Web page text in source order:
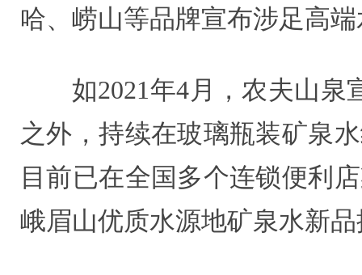
哈、崂山等品牌宣布涉足高
如2021年4月，农夫山泉
之外，持续在玻璃瓶装矿泉
目前已在全国多个连锁便利
峨眉山优质水源地矿泉水新